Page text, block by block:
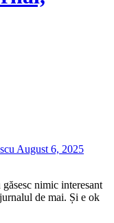
August 6, 2025
de mai. Și e ok